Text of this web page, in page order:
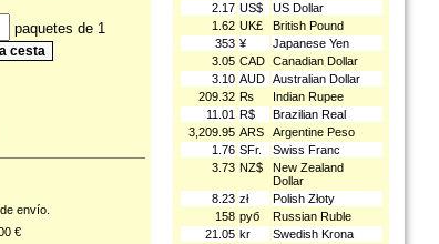
paquetes de 1
envío.
€
2.17 US$
US Dollar
1.62 UK£
British Pound
353 ¥
Japanese Yen
3.05 CAD Canadian Dollar
3.10 AUD Australian Dollar
209.32 ₨
Indian Rupee
11.01 R$
Brazilian Real
3,209.95 ARS
Argentine Peso
1.76 SFr.
Swiss Franc
3.73 NZ$
New Zealand
Dollar
8.23 zł
Polish Złoty
158 руб
Russian Ruble
21.05 kr
Swedish Krona